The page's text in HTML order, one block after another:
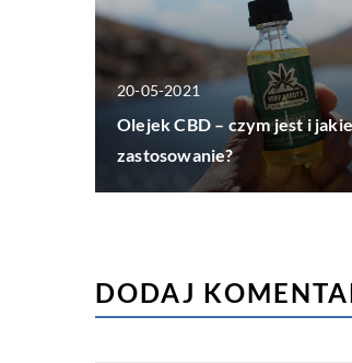
20-05-2021
Olejek CBD – czym jest i
zastosowanie?
DODAJ